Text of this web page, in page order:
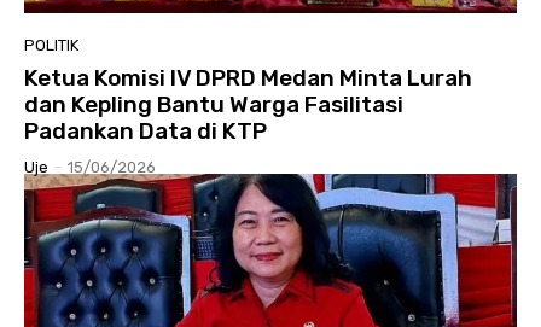
POLITIK
Ketua Komisi IV DPRD Medan Minta Lurah
dan Kepling Bantu Warga Fasilitasi
Padankan Data di KTP
Uje - 15/06/2026